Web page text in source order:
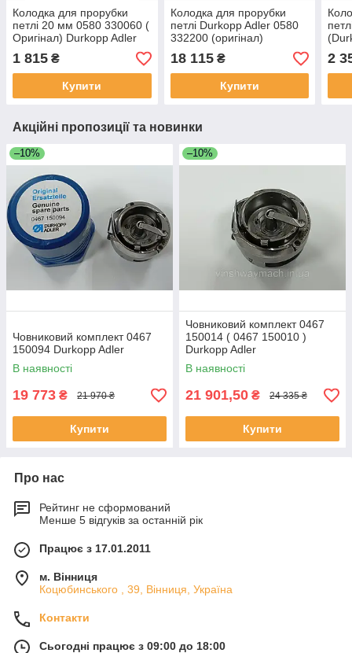
Колодка для прорубки
петлі 20 мм 0580 330060 (
Оригінал) Durkopp Adler
1 815 ₴
Купити
Колодка для прорубки
петлі Durkopp Adler 0580
332200 (оригінал)
18 115₴
Купити
2
Акційні пропозиції та новинки
–10%
Човниковий комплект 0467
150094 Durkopp Adler
В наявності
19 773 ₴ 21 970 ₴
Купити
–10%
Човниковий комплект 0467
150014 ( 0467 150010 )
Durkopp Adler
В наявності
21 901,50 ₴ 24 335 ₴
Купити
Про нас
Рейтинг не сформований
Менше 5 відгуків за останній рік
Працює з 17.01.2011
м. Вінниця
Коцюбинського , 39, Вінниця, Україна
Контакти
Сьогодні працює з 09:00 до 18:00